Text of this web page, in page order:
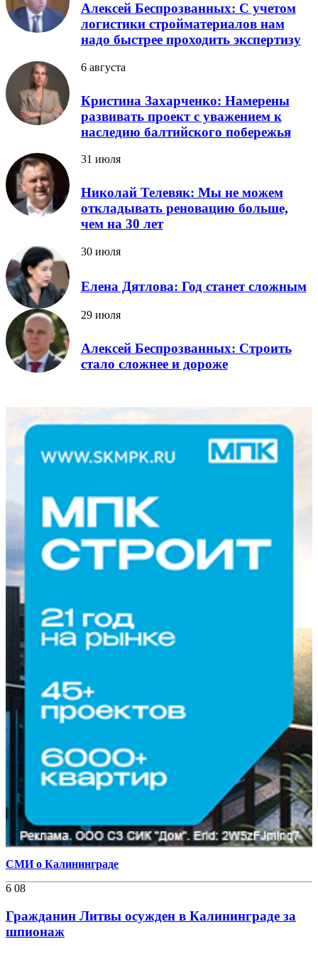
Алексей Беспрозванных: С учетом
логистики стройматериалов нам
надо быстрее проходить экспертизу
6 августа
Кристина Захарченко: Намерены
развивать проект с уважением к
наследию балтийского побережья
31 июля
Николай Телевяк: Мы не можем
откладывать реновацию больше,
чем на 30 лет
30 июля
Елена Дятлова: Год станет сложным
29 июля
Алексей Беспрозванных: Строить
стало сложнее и дороже
СМИ о Калининграде
6 08
Гражданин Литвы осужден в Калининграде за
шпионаж